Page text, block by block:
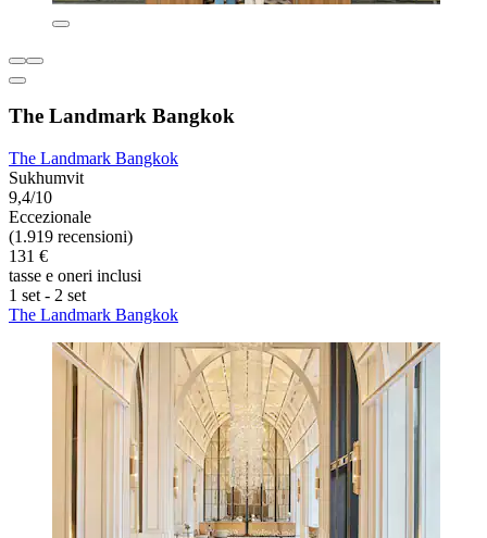
The Landmark Bangkok
The Landmark Bangkok
Sukhumvit
9,4/10
Eccezionale
(1.919 recensioni)
131 €
tasse e oneri inclusi
1 set - 2 set
The Landmark Bangkok